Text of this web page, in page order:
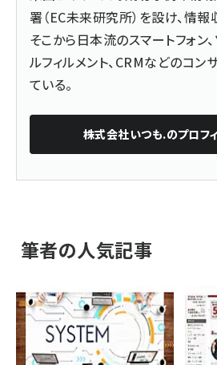
署（EC未来研究所）を設け、情
そこから日本流のスマートフォン、
ルフィルメント、CRMなどのコン
ている。
株式会社いつも.のプロフ
筆者の人気記事